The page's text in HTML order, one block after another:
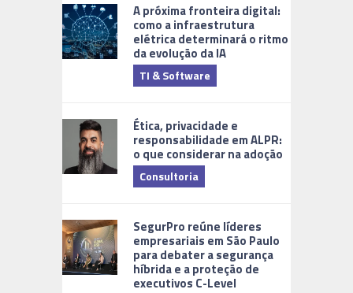
A próxima fronteira digital:
como a infraestrutura
elétrica determinará o ritmo
da evolução da IA
TI & Software
Ética, privacidade e
responsabilidade em ALPR:
o que considerar na adoção
Consultoria
SegurPro reúne líderes
empresariais em São Paulo
para debater a segurança
híbrida e a proteção de
executivos C-Level